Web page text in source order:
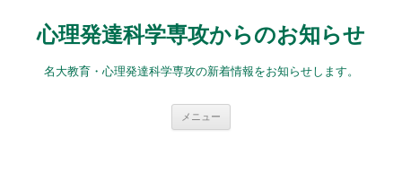
心理発達科学専攻からのお知らせ
名大教育・心理発達科学専攻の新着情報をお知らせします。
メニュー